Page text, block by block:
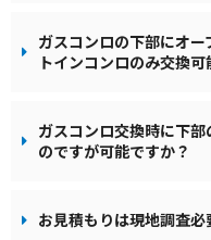
ガスコンロの下部にオ
トインコンロのみ交換可
ガスコンロ交換時に下
のですが可能ですか？
お見積もりは現地調査必